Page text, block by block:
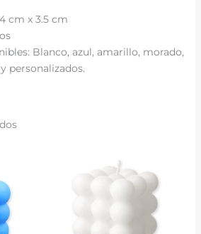
cm x 3.5 cm
Blanco, azul, amarillo, morado,
personalizados.